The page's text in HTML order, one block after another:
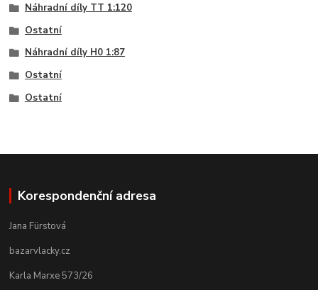
Náhradní díly TT 1:120
Ostatní
Náhradní díly H0 1:87
Ostatní
Ostatní
Korespondenční adresa
Jana Fürstová
bazarvlacky.cz
Karla Marxe 573/26